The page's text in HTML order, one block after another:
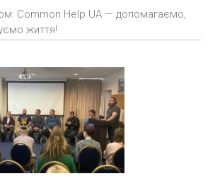
Common Help UA — допомагаємо,
життя!